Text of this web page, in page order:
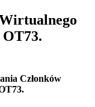
OT73.
Członków